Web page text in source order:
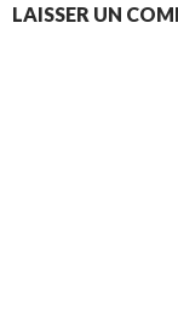
LAISSER UN